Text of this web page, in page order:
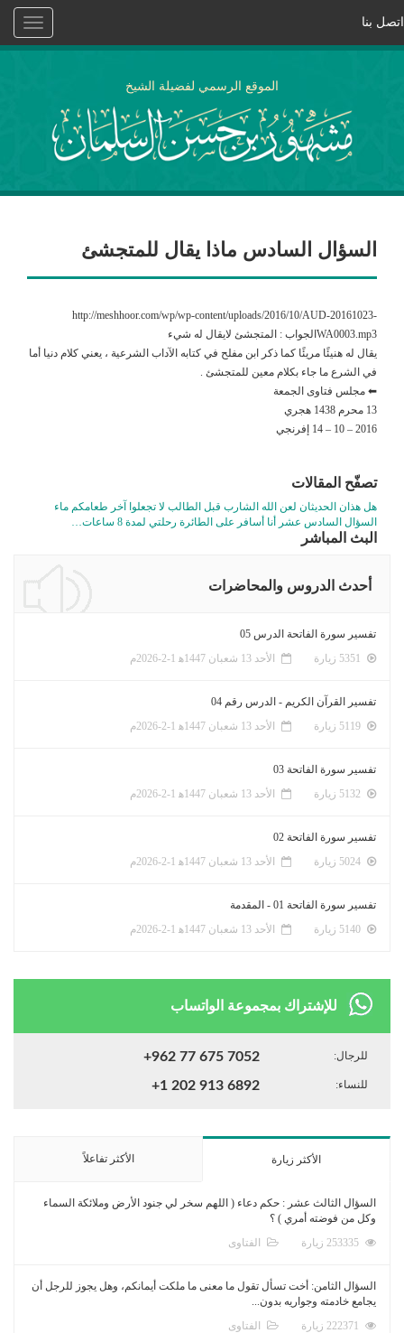
Toggle
اتصل بنا
الموقع الرسمي لفضيلة الشيخ
السؤال السادس ماذا يقال للمتجشئ
http://meshhoor.com/wp/wp-content/uploads/2016/10/AUD-20161023-
WA0003.mp3الجواب : المتجشئ لايقال له شيء
يقال له هنيئًا مريئًا كما ذكر ابن مفلح في كتابه الآداب الشرعية ، يعني كلام دنيا أما
في الشرع ما جاء بكلام معين للمتجشئ .
⬅ مجلس فتاوى الجمعة
13 محرم 1438 هجري
2016 – 10 – 14 إفرنجي
تصفّح المقالات
هل هذان الحديثان لعن الله الشارب قبل الطالب لا تجعلوا آخر طعامكم ماء
السؤال السادس عشر أنا أسافر على الطائرة رحلتي لمدة 8 ساعات…
البث المباشر
أحدث الدروس والمحاضرات
تفسير سورة الفاتحة الدرس 05
الأحد 13 شعبان 1447ﻫ 1-2-2026م
تفسير القرآن الكريم - الدرس رقم 04
الأحد 13 شعبان 1447ﻫ 1-2-2026م
تفسير سورة الفاتحة 03
الأحد 13 شعبان 1447ﻫ 1-2-2026م
تفسير سورة الفاتحة 02
الأحد 13 شعبان 1447ﻫ 1-2-2026م
تفسير سورة الفاتحة 01 - المقدمة
الأحد 13 شعبان 1447ﻫ 1-2-2026م
للإشتراك بمجموعة الواتساب
للرجال: +962 77 675 7052
للنساء: +1 202 913 6892
الأكثر زيارة الأكثر تفاعلاً
السؤال الثالث عشر : حكم دعاء ( اللهم سخر لي جنود الأرض وملائكة السماء
وكل من فوضته أمري ) ؟
الفتاوى
السؤال الثامن: أخت تسأل تقول ما معنى ما ملكت أيمانكم، وهل يجوز للرجل أن
يجامع خادمته وجواريه بدون...
الفتاوى